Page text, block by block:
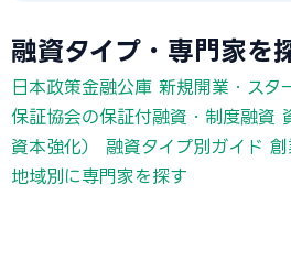
融資タイプ・専門家を
日本政策金融公庫 新規開業・スタ
保証協会の保証付融資・制度融資
資本強化）
融資タイプ別ガイド 創
地域別に専門家を探す